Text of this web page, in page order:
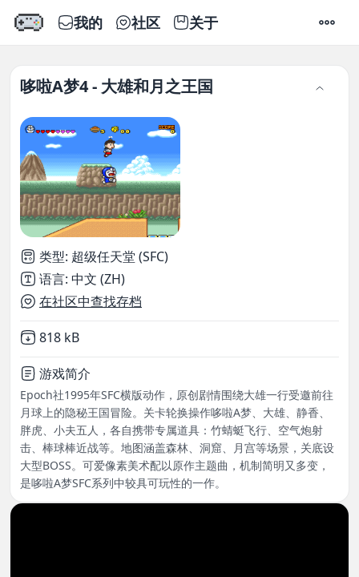
我的 社区 关于 设置
哆啦A梦4 - 大雄和月之王国
类型: 超级任天堂 (SFC)
语言: 中文 (ZH)
在社区中查找存档
Not downloaded
818 kB
游戏简介
Epoch社1995年SFC横版动作，原创剧情围绕大雄一行受邀前往
月球上的隐秘王国冒险。关卡轮换操作哆啦A梦、大雄、静香、
胖虎、小夫五人，各自携带专属道具：竹蜻蜓飞行、空气炮射
击、棒球棒近战等。地图涵盖森林、洞窟、月宫等场景，关底设
大型BOSS。可爱像素美术配以原作主题曲，机制简明又多变，
是哆啦A梦SFC系列中较具可玩性的一作。